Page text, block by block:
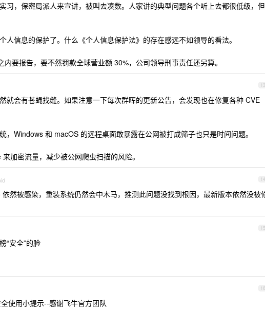
习，保密局派人来宣讲，被叫去凑数。人家讲的典型问题各个听上去都很低级，但
人信息的保护了。什么《个人信息保护法》的存在感远不如领导的看法。
要报告，要不然罚款全球营业额 30%，公司领导刑事责任还另算。
13
就会有苍蝇找缝。如果注意一下每次群晖的更新公告，会发现也在修复各种 CVE
，Windows 和 macOS 的远程桌面敢暴露在公网被打成筛子也只是时间问题。
加密流量，减少被公网爬虫扫描的风险。
14
然被感染，重装系统仍然会中木马，推测此问题没找到根因，最新版本依然没被
15
“安全”的脸
16
使用小提示--感谢飞牛官方团队